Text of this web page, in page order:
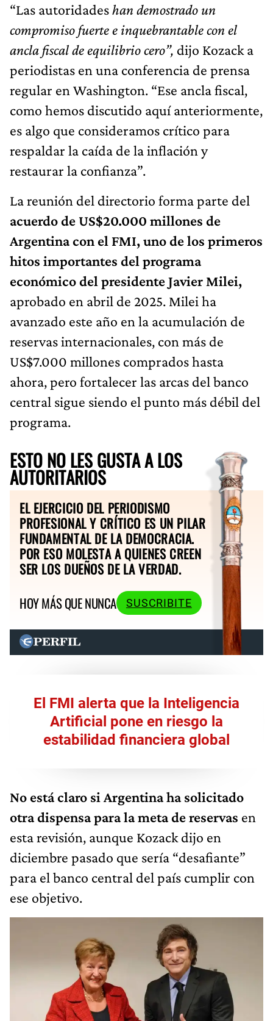
“Las autoridadeshan demostrado un
compromiso fuerte e inquebrantable con el
ancla fiscal de equilibrio cero”, dijo Kozack a
periodistas en una conferencia de prensa
regular en Washington. “Ese ancla fiscal,
como hemos discutido aquí anteriormente,
es algo que consideramos crítico para
respaldar la caída de la inflación y
restaurar la confianza”.
La reunión del directorio forma parte del
acuerdo de US$20.000 millones de
Argentina con el FMI, uno de los primeros
hitos importantes del programa
económico del presidente Javier Milei,
aprobado en abril de 2025. Milei ha
avanzado este año en la acumulación de
reservas internacionales, con más de
US$7.000 millones comprados hasta
ahora, pero fortalecer las arcas del banco
central sigue siendo el punto más débil del
programa.
ESTO NO LES GUSTA A LOS
AUTORITARIOS
EL EJERCICIO DEL PERIODISMO
PROFESIONAL Y CRÍTICO ES UN PILAR
FUNDAMENTAL DE LA DEMOCRACIA.
POR ESO MOLESTA A QUIENES CREEN
SER LOS DUEÑOS DE LA VERDAD.
HOY MÁS QUE NUNCA
SUSCRIBITE
El FMI alerta que la Inteligencia
Artificial pone en riesgo la
estabilidad financiera global
No está claro si Argentina ha solicitado
otra dispensa para la meta de reservas en
esta revisión, aunque Kozack dijo en
diciembre pasado que sería “desafiante”
para el banco central del país cumplir con
ese objetivo.